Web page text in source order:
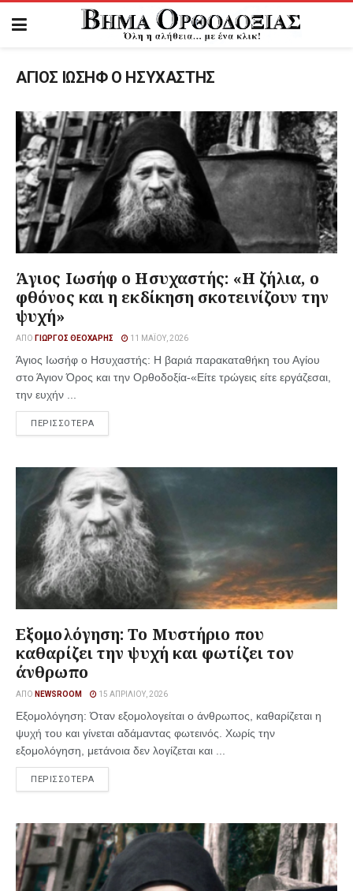
ΑΓΙΟΣ ΙΩΣΗΦ Ο ΗΣΥΧΑΣΤΗΣ
Άγιος Ιωσήφ ο Ησυχαστής: «Η ζήλια, ο
φθόνος και η εκδίκηση σκοτεινίζουν την
ψυχή»
ΑΠΌ ΓΙΏΡΓΟΣ ΘΕΟΧΆΡΗΣ 11 ΜΑΪ́ΟΥ, 2026
Άγιος Ιωσήφ ο Ησυχαστής: Η βαριά παρακαταθήκη του Αγίου
στο Άγιον Όρος και την Ορθοδοξία-«Είτε τρώγεις είτε εργάζεσαι,
την ευχήν ...
ΠΕΡΙΣΣΟΤΕΡΑ
Εξομολόγηση: Το Μυστήριο που
καθαρίζει την ψυχή και φωτίζει τον
άνθρωπο
ΑΠΌ NEWSROOM 15 ΑΠΡΙΛΊΟΥ, 2026
Εξομολόγηση: Όταν εξομολογείται ο άνθρωπος, καθαρίζεται η
ψυχή του και γίνεται αδάμαντας φωτεινός. Χωρίς την
εξομολόγηση, μετάνοια δεν λογίζεται και ...
ΠΕΡΙΣΣΟΤΕΡΑ